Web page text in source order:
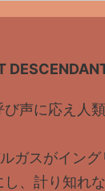
声に応え人
ガスがイン
し、計り知れ